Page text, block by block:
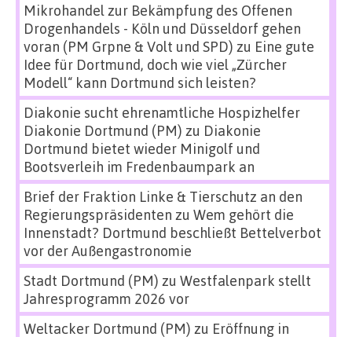
Mikrohandel zur Bekämpfung des Offenen
Drogenhandels - Köln und Düsseldorf gehen
voran (PM Grpne & Volt und SPD) zu Eine gute
Idee für Dortmund, doch wie viel „Zürcher
Modell“ kann Dortmund sich leisten?
Diakonie sucht ehrenamtliche Hospizhelfer
Diakonie Dortmund (PM) zu Diakonie
Dortmund bietet wieder Minigolf und
Bootsverleih im Fredenbaumpark an
Brief der Fraktion Linke & Tierschutz an den
Regierungspräsidenten zu Wem gehört die
Innenstadt? Dortmund beschließt Bettelverbot
vor der Außengastronomie
Stadt Dortmund (PM) zu Westfalenpark stellt
Jahresprogramm 2026 vor
Weltacker Dortmund (PM) zu Eröffnung in